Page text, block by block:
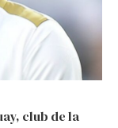
club de la